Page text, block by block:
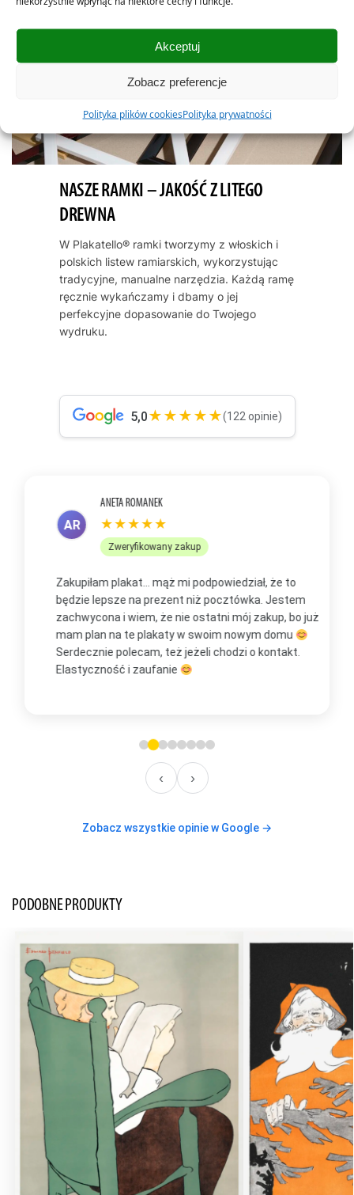
Akceptuj
Zobacz preferencje
Polityka plików cookiesPolityka prywatności
NASZE RAMKI – JAKOŚĆ Z LITEGO
DREWNA
W Plakatello® ramki tworzymy z włoskich i
polskich listew ramiarskich, wykorzystując
tradycyjne, manualne narzędzia. Każdą ramę
ręcznie wykańczamy i dbamy o jej
perfekcyjne dopasowanie do Twojego
wydruku.
5,0★★★★★(122 opinie)
AR
ANETA ROMANEK
★★★★★
Zweryfikowany zakup
Zakupiłam plakat... mąż mi podpowiedział, że to
będzie lepsze na prezent niż pocztówka. Jestem
zachwycona i wiem, że nie ostatni mój zakup, bo już
mam plan na te plakaty w swoim nowym domu
Serdecznie polecam, też jeżeli chodzi o kontakt.
Elastyczność i zaufanie
‹ ›
Zobacz wszystkie opinie w Google →
PODOBNE PRODUKTY